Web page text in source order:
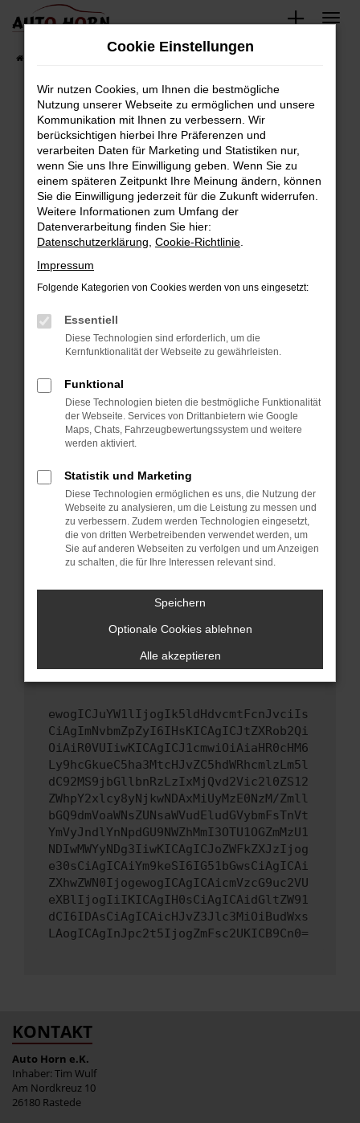
Zum
springen
Fahrzeugbestand
Fehler: Network Error
Beim Laden ist ein Fehler aufgetreten.
Hier sind ein paar Tipps, die dir helfen können:
Überprüfe deine Firewall und deine
Internetverbindung.
Laden andere Webseiten, zum Beispiel deine
Suchmaschine?
Prüfe deine Browsererweiterungen.
können das Laden bestimmter Seiten
verhindern. Funktioniert die Seite in einem
anderen Browser oder in einem privaten
Starte dein Gerät neu.
Das kann manchmal helfen, vorübergehende
Probleme zu beheben.
Betriebssystem auf dem neuesten Stand
sind.
Veraltete Software birgt nicht nur ein
Sicherheitsrisiko, sondern kann auch dazu
führen, dass bestimmte Funktionen nicht mehr
unterstützt werden.
Wende dich an den Webseitenbetreiber.
Wenn du alle oben genannten Schritte versucht
hast, kontaktiere uns bitte. Wir werden
versuchen, das Problem zu beheben. Du kannst
uns diesen Text schicken, um uns bei der
ewogICJuYW1lIjogIk5ldHdvcmtFcnJvciIs
CiAgImNvbmZpZyI6IHsKICAgICJtZXRob2Qi
OiAiR0VUIiwKICAgICJ1cmwiOiAiaHR0cHM6
Ly9hcGkueC5ha3MtcHJvZC5hdWRhcmlzLm5l
dC92MS9jbGllbnRzLzIxMjQvd2Vic2l0ZS12
ZWhpY2xlcy8yNjkwNDAxMiUyMzE0NzM/Zmll
bGQ9dmVoaWNsZUNsaWVudEludGVybmFsTnVt
YmVyJndlYnNpdGU9NWZhMmI3OTU1OGZmMzU1
NDIwMWYyNDg3IiwKICAgICJoZWFkZXJzIjog
e30sCiAgICAiYm9keSI6IG51bGwsCiAgICAi
ZXhwZWN0IjogewogICAgICAicmVzcG9uc2VU
eXBlIjogIiIKICAgIH0sCiAgICAidGltZW91
dCI6IDAsCiAgICAicHJvZ3Jlc3MiOiBudWxs
LAogICAgInJpc2t5IjogZmFsc2UKICB9Cn0=
KONTAKT
Auto Horn e.K.
Inhaber: Tim Wulf
Am Nordkreuz 10
26180 Rastede
Cookie Einstellungen
Wir nutzen Cookies, um Ihnen die bestmögliche
Nutzung unserer Webseite zu ermöglichen und unsere
Kommunikation mit Ihnen zu verbessern. Wir
berücksichtigen hierbei Ihre Präferenzen und
verarbeiten Daten für Marketing und Statistiken nur,
wenn Sie uns Ihre Einwilligung geben. Wenn Sie zu
einem späteren Zeitpunkt Ihre Meinung ändern, können
Sie die Einwilligung jederzeit für die Zukunft widerrufen.
Weitere Informationen zum Umfang der
Datenverarbeitung finden Sie hier:
Datenschutzerklärung Cookie-Richtlinie
Impressum
Folgende Kategorien von Cookies werden von uns eingesetzt:
Essentiell
Diese Technologien sind erforderlich, um die
Kernfunktionalität der Webseite zu gewährleisten.
Funktional
Diese Technologien bieten die bestmögliche Funktionalität
der Webseite. Services von Drittanbietern wie Google
Maps, Chats, Fahrzeugbewertungssystem und weitere
werden aktiviert.
Statistik und Marketing
Diese Technologien ermöglichen es uns, die Nutzung der
Webseite zu analysieren, um die Leistung zu messen und
zu verbessern. Zudem werden Technologien eingesetzt,
die von dritten Werbetreibenden verwendet werden, um
Sie auf anderen Webseiten zu verfolgen und um Anzeigen
zu schalten, die für Ihre Interessen relevant sind.
Speichern
Optionale Cookies ablehnen
Alle akzeptieren